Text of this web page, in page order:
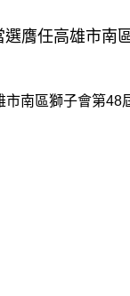
膺任高雄市南
南區獅子會第48